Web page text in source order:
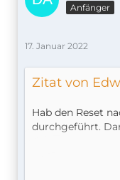
Anfänger
17. Januar 2022
Zitat von
Hab den Reset
durchgeführt.
Keinen